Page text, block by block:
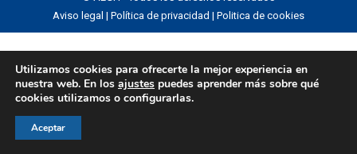
Aviso legal | Política de privacidad | Politica de cookies
Utilizamos cookies para ofrecerte la mejor experiencia en
nuestra web. En los ajustes puedes aprender más sobre qué
cookies utilizamos o configurarlas.
Aceptar